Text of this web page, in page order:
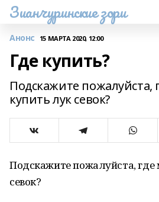
Зианчуринские зори
Анонс 15 МАРТА 2020, 12:00
Где купить?
Подскажите пожалуйста,
купить лук севок?
Подскажите пожалуйста,
севок?